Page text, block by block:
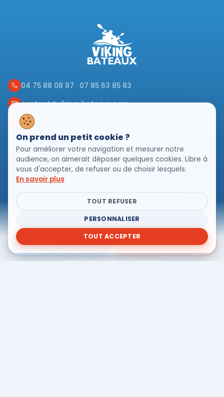
04 75 88 08 87 · 07 85 63 85 83
contact@viking-bateaux.com
Ouvert 7j/7, 8h - 20h en saison
CANOË-KAYAK
DÉCOUVRIR
Pavillon Viking Bateaux
On prend un petit cookie ?
Pour améliorer votre navigation et mesurer notre
audience, on aimerait déposer quelques cookies. Libre à
vous d'accepter, de refuser ou de choisir lesquels.
En savoir plus
TOUT REFUSER
PERSONNALISER
TOUT ACCEPTER